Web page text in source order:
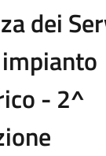
dei
- 2^